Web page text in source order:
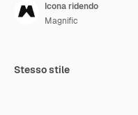
Icona ridendo
Magnific
Stesso stile